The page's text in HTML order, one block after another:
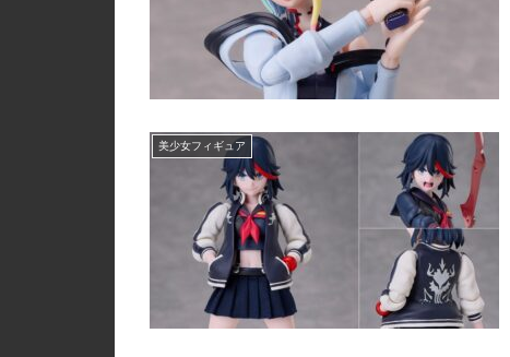
美少女フィギュア